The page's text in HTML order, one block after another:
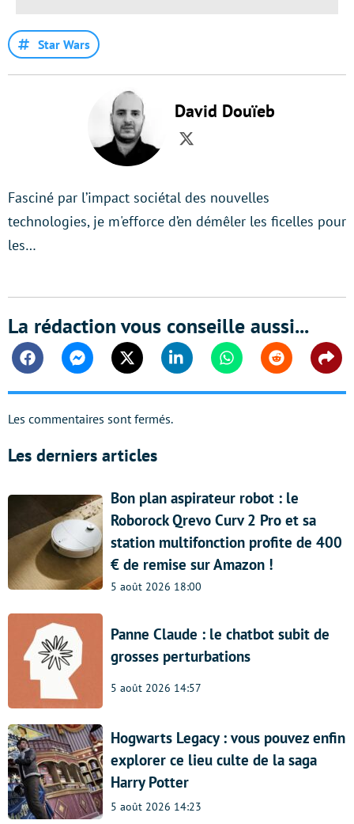
Star Wars
David Douïeb
Twitter
Fasciné par l’impact sociétal des nouvelles
technologies, je m'efforce d’en démêler les ficelles pour
les…
La rédaction vous conseille aussi...
FacebookMessengerTwitter Linkedin WhatsappReddit
Les commentaires sont fermés.
Les derniers articles
Bon plan aspirateur robot : le
Roborock Qrevo Curv 2 Pro et sa
station multifonction profite de 400
€ de remise sur Amazon !
5 août 2026 18:00
Panne Claude : le chatbot subit de
grosses perturbations
5 août 2026 14:57
Hogwarts Legacy : vous pouvez enfin
explorer ce lieu culte de la saga
Harry Potter
5 août 2026 14:23